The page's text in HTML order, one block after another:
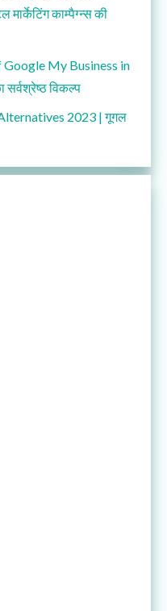
काम्पैग्न्स की
My Business in
विकल्प
2023 | गूगल